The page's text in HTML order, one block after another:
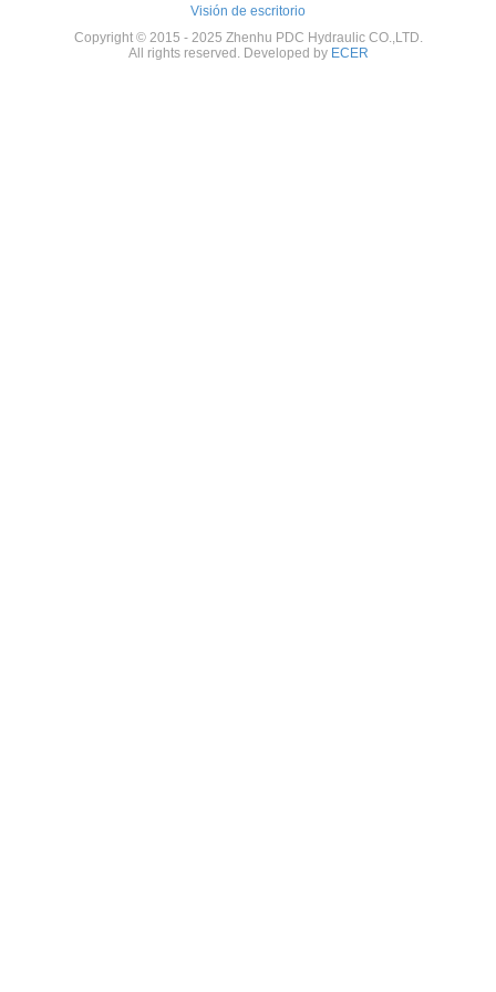
Visión de escritorio
Copyright © 2015 - 2025 Zhenhu PDC Hydraulic CO.,LTD.
All rights reserved. Developed by ECER